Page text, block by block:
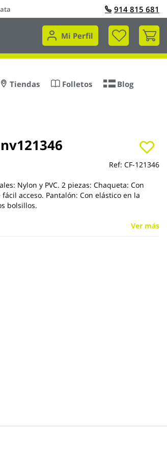
914 815 681
Mi Perfil
Mi
Tiendas Folletos Blog
Ref: CF-121346
Nylon y PVC. 2 piezas: Chaqueta: Con
acceso. Pantalón: Con elástico en la
bolsillos.
Ver más